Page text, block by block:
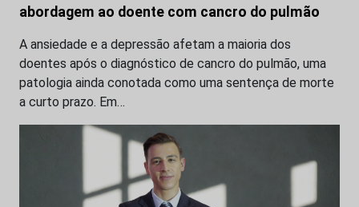
abordagem ao doente com cancro do pulmão
A ansiedade e a depressão afetam a maioria dos
doentes após o diagnóstico de cancro do pulmão, uma
patologia ainda conotada como uma sentença de morte
a curto prazo. Em…